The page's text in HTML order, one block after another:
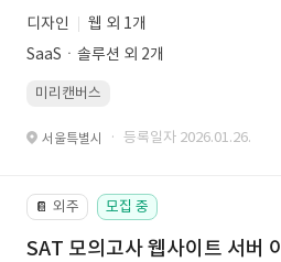
디자인
웹 외 1개
SaaSㆍ솔루션 외 2개
미리캔버스
서울특별시 · 등록일자 2026.01.26.
📔 외주 모집 중
SAT 모의고사 웹사이트 서버